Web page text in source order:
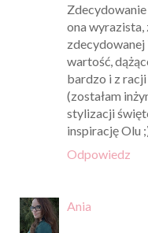
ona
zdecydowanej
wartość,
bardzo i z racji
(zostałam
stylizacji
inspirację Olu
Odpowiedz
Ania